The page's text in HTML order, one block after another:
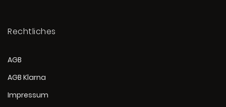
Rechtliches
AGB
AGB Klarna
Impressum